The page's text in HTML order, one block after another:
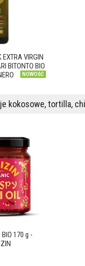
VIRGIN
BITONTO BIO
NOWOŚĆ
kokosowe, tortilla,
170 g -